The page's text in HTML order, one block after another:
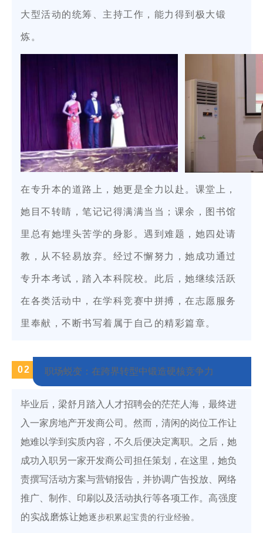
大型活动的统筹、主持工作，能力得到极大锻
炼。
在专升本的道路上，她更是全力以赴。课堂上，
她目不转睛，笔记记得满满当当；课余，图书馆
里总有她埋头苦学的身影。遇到难题，她四处请
教，从不轻易放弃。经过不懈努力，她成功通过
专升本考试，踏入本科院校。此后，她继续活跃
在各类活动中，在学科竞赛中拼搏，在志愿服务
里奉献，不断书写着属于自己的精彩篇章。
02 职场蜕变：在跨界转型中锻造硬核竞争力
毕业后，梁舒月踏入人才招聘会的茫茫人海，最终进
入一家房地产开发商公司。然而，清闲的岗位工作让
她难以学到实质内容，不久后便决定离职。之后，她
成功入职另一家开发商公司担任策划，在这里，她负
责撰写活动方案与营销报告，并协调广告投放、网络
推广、制作、印刷以及活动执行等各项工作。 高强度
的实战磨炼让她逐步积累起宝贵的行业经验。